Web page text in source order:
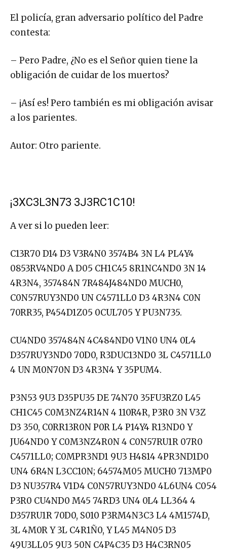
El policía, gran adversario político del Padre
contesta:
– Pero Padre, ¿No es el Señor quien tiene la
obligación de cuidar de los muertos?
– ¡Así es! Pero también es mi obligación avisar
a los parientes.
Autor: Otro pariente.
¡3XC3L3N73 3J3RC1C10!
A ver si lo pueden leer:
C13R70 D14 D3 V3R4N0 3574B4 3N L4 PL4Y4
0853RV4ND0 A D05 CH1C45 8R1NC4ND0 3N 14
4R3N4, 357484N 7R484J484ND0 MUCH0,
C0N57RUY3ND0 UN C4571LL0 D3 4R3N4 C0N
70RR35, P454D1Z05 0CUL705 Y PU3N735.
CU4ND0 357484N 4C484ND0 V1N0 UN4 0L4
D357RUY3ND0 70D0, R3DUC13ND0 3L C4571LL0
4 UN M0N70N D3 4R3N4 Y 35PUM4.
P3N53 9U3 D35PU35 DE 74N70 35FU3RZ0 L45
CH1C45 C0M3NZ4R14N 4 110R4R, P3R0 3N V3Z
D3 350, C0RR13R0N P0R L4 P14Y4 R13ND0 Y
JU64ND0 Y C0M3NZ4R0N 4 C0N57RU1R 07R0
C4571LL0; C0MPR3ND1 9U3 H4814 4PR3ND1D0
UN4 6R4N L3CC10N; 64574M05 MUCH0 713MP0
D3 NU357R4 V1D4 C0N57RUY3ND0 4L6UN4 C054
P3R0 CU4ND0 M45 74RD3 UN4 0L4 LL364 4
D357RU1R 70D0, S010 P3RM4N3C3 L4 4M1574D,
3L 4M0R Y 3L C4R1Ñ0, Y L45 M4N05 D3
49U3LL05 9U3 50N C4P4C35 D3 H4C3RN05